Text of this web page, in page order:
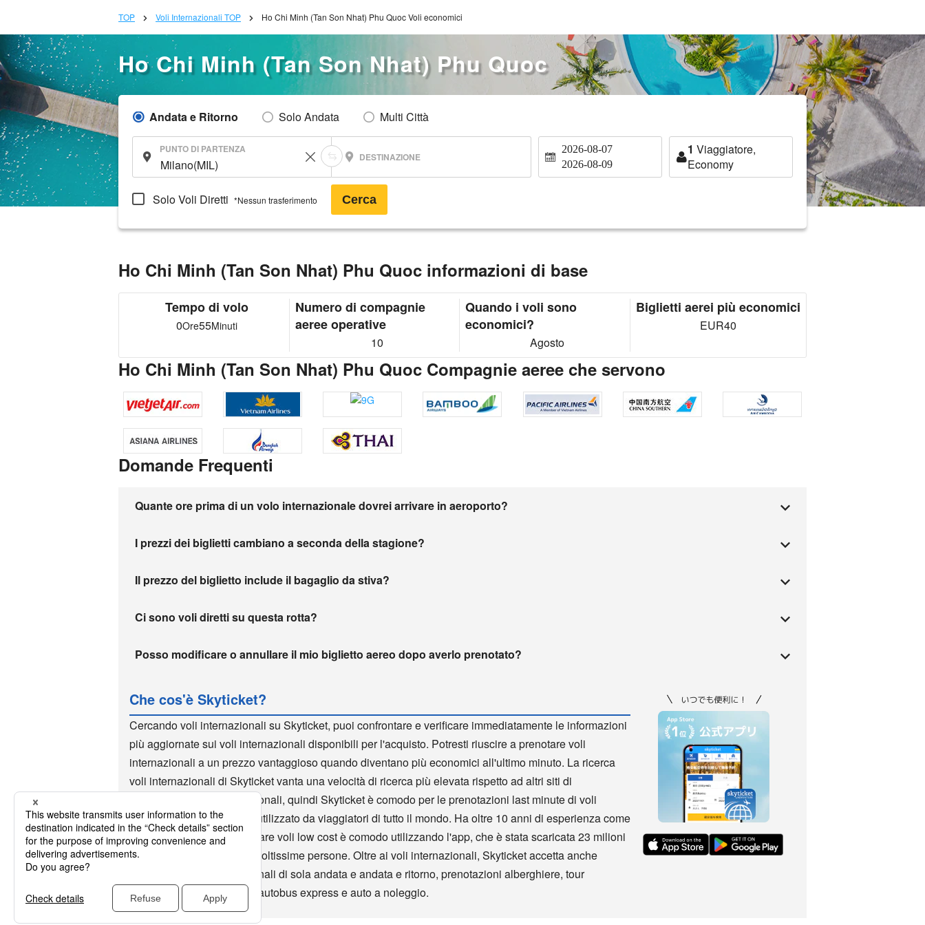
TOP Voli Internazionali TOP Ho Chi Minh (Tan Son Nhat) Phu Quoc Voli economici
Ho Chi Minh (Tan Son Nhat) Phu Quoc
Andata e Ritorno Solo Andata Multi Città
PUNTO DI PARTENZA
DESTINAZIONE
2026-08-07
2026-08-09
1 Viaggiatore,
Economy
Solo Voli Diretti *Nessun trasferimento Cerca
Ho Chi Minh (Tan Son Nhat) Phu Quoc informazioni di base
Tempo di volo
0Ore55Minuti
Numero di compagnie
aeree operative
10
Quando i voli sono
economici?
Agosto
Biglietti aerei più economici
EUR40
Ho Chi Minh (Tan Son Nhat) Phu Quoc Compagnie aeree che servono
Domande Frequenti
Quante ore prima di un volo internazionale dovrei arrivare in aeroporto?
I prezzi dei biglietti cambiano a seconda della stagione?
Il prezzo del biglietto include il bagaglio da stiva?
Ci sono voli diretti su questa rotta?
Posso modificare o annullare il mio biglietto aereo dopo averlo prenotato?
Che cos'è Skyticket?
Cercando voli internazionali su Skyticket, puoi confrontare e verificare immediatamente le informazioni
più aggiornate sui voli internazionali disponibili per l'acquisto. Potresti riuscire a prenotare voli
internazionali a un prezzo vantaggioso quando diventano più economici all'ultimo minuto. La ricerca
voli internazionali di Skyticket vanta una velocità di ricerca più elevata rispetto ad altri siti di
prenotazione voli internazionali, quindi Skyticket è comodo per le prenotazioni last minute di voli
internazionali. Skyticket è utilizzato da viaggiatori di tutto il mondo. Ha oltre 10 anni di esperienza come
sito di voli low cost. Prenotare voli low cost è comodo utilizzando l'app, che è stata scaricata 23 milioni
di volte ed è utilizzata da moltissime persone. Oltre ai voli internazionali, Skyticket accetta anche
prenotazioni per voli nazionali di sola andata e andata e ritorno, prenotazioni alberghiere, tour
nazionali, Wi-Fi all'estero, autobus express e auto a noleggio.